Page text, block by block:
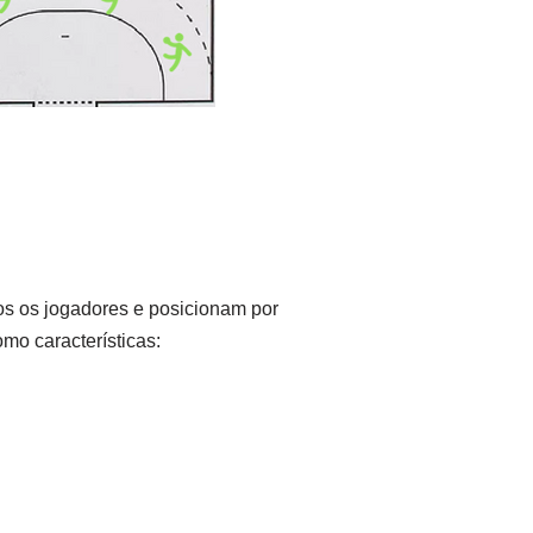
os jogadores e posicionam por
características: